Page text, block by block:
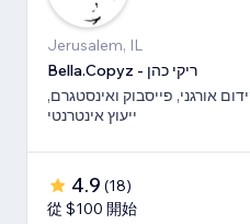
Jerusalem, IL
Bella.Copyz - ריקי כהן
אורגני, פייסבוק ואינסטגרם,
ייעוץ אינטרנטי
4.9 (18)
從 $100 開始